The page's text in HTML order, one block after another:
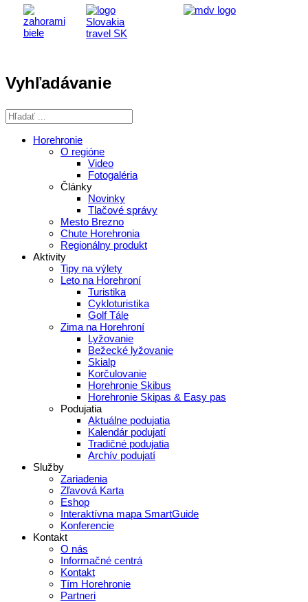
Vyhľadávanie
Horehronie
O regióne
Video
Fotogaléria
Články
Novinky
Tlačové správy
Mesto Brezno
Chute Horehronia
Regionálny produkt
Aktivity
Tipy na výlety
Leto na Horehroní
Turistika
Cykloturistika
Golf Tále
Zima na Horehroní
Lyžovanie
Bežecké lyžovanie
Skialp
Korčulovanie
Horehronie Skibus
Horehronie Skipas & Easy pas
Podujatia
Aktuálne podujatia
Kalendár podujatí
Tradičné podujatia
Archív podujatí
Služby
Zariadenia
Zľavová Karta
Eshop
Interaktívna mapa SmartGuide
Konferencie
Kontakt
O nás
Informačné centrá
Kontakt
Tím Horehronie
Partneri